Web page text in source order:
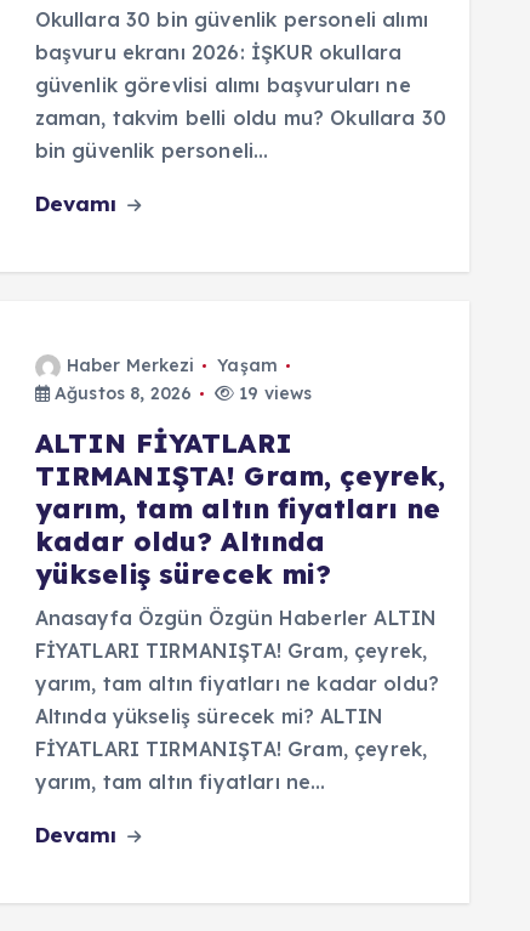
Okullara 30 bin güvenlik personeli alımı
başvuru ekranı 2026: İŞKUR okullara
güvenlik görevlisi alımı başvuruları ne
zaman, takvim belli oldu mu? Okullara 30
bin güvenlik personeli…
Devamı
Haber Merkezi
Yaşam
Ağustos 8, 2026
19 views
ALTIN FİYATLARI
TIRMANIŞTA! Gram, çeyrek,
yarım, tam altın fiyatları ne
kadar oldu? Altında
yükseliş sürecek mi?
Anasayfa Özgün Özgün Haberler ALTIN
FİYATLARI TIRMANIŞTA! Gram, çeyrek,
yarım, tam altın fiyatları ne kadar oldu?
Altında yükseliş sürecek mi? ALTIN
FİYATLARI TIRMANIŞTA! Gram, çeyrek,
yarım, tam altın fiyatları ne…
Devamı